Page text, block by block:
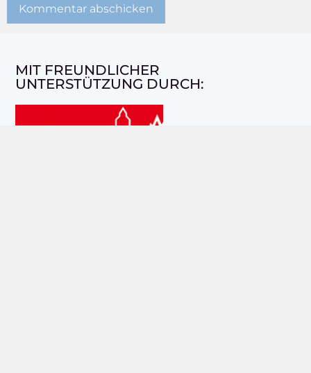
MIT FREUNDLICHER
UNTERSTÜTZUNG DURCH: